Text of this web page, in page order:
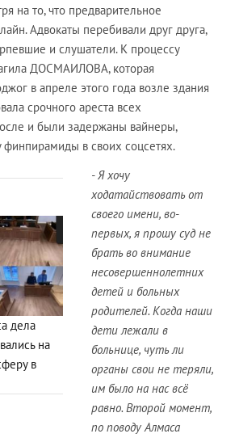
на то, что предварительное
Адвокаты перебивали друг друга,
и слушатели. К процессу
ДОСМАИЛОВА, которая
в апреле этого года возле здания
срочного ареста всех
и были задержаны вайнеры,
в своих соцсетях.
дела
на
в
- Я хочу
ходатайствовать от
своего имени, во-
первых, я прошу суд не
брать во внимание
несовершеннолетних
детей и больных
родителей. Когда наши
дети лежали в
больнице, чуть ли
органы свои не теряли,
им было на нас всё
равно. Второй момент,
по поводу Алмаса